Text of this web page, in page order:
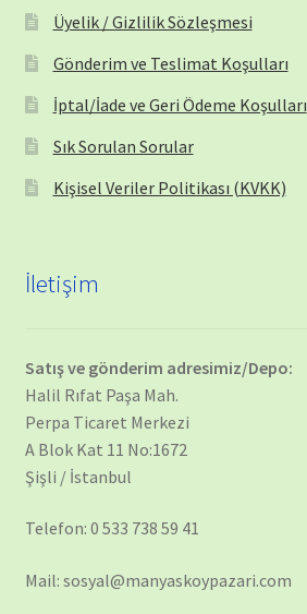
Üyelik / Gizlilik Sözleşmesi
Gönderim ve Teslimat Koşulları
İptal/İade ve Geri Ödeme Koşulları
Sık Sorulan Sorular
Kişisel Veriler Politikası (KVKK)
İletişim
Satış ve gönderim adresimiz/Depo:
Halil Rıfat Paşa Mah.
Perpa Ticaret Merkezi
A Blok Kat 11 No:1672
Şişli / İstanbul
Telefon: 0 533 738 59 41
Mail: sosyal@manyaskoypazari.com